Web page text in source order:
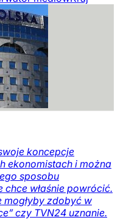
koncepcje
ekonomistach i można
sposobu
właśnie powrócić.
zdobyć w
czy TVN24 uznanie.